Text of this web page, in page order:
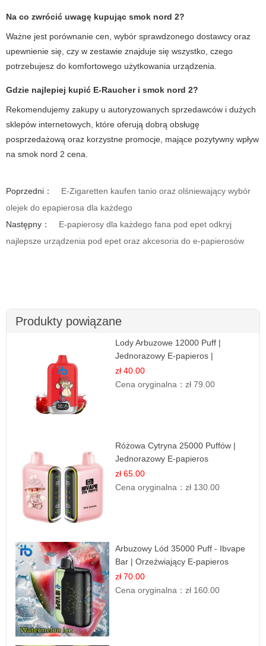
Na co zwrócić uwagę kupując smok nord 2?
Ważne jest porównanie cen, wybór sprawdzonego dostawcy oraz
upewnienie się, czy w zestawie znajduje się wszystko, czego
potrzebujesz do komfortowego użytkowania urządzenia.
Gdzie najlepiej kupić E-Raucher i smok nord 2?
Rekomendujemy zakupy u autoryzowanych sprzedawców i dużych
sklepów internetowych, które oferują dobrą obsługę
posprzedażową oraz korzystne promocje, mające pozytywny wpływ
na smok nord 2 cena
Poprzedni：
E-Zigaretten kaufen tanio oraz olśniewający wybór
olejek do epapierosa dla każdego
Następny：
E-papierosy dla każdego fana pod epet odkryj
najlepsze urządzenia pod epet oraz akcesoria do e-papierosów
Produkty powiązane
Lody Arbuzowe 12000 Puff |
Jednorazowy E-papieros |
Deserowy Smak
zł 40.00
Cena oryginalna：zł 79.00
Różowa Cytryna 25000 Puffów |
Jednorazowy E-papieros
zł 65.00
Cena oryginalna：zł 130.00
Arbuzowy Lód 35000 Puff - Ibvape
Bar | Orzeźwiający E-papieros
Jednorazowy
zł 70.00
Cena oryginalna：zł 160.00